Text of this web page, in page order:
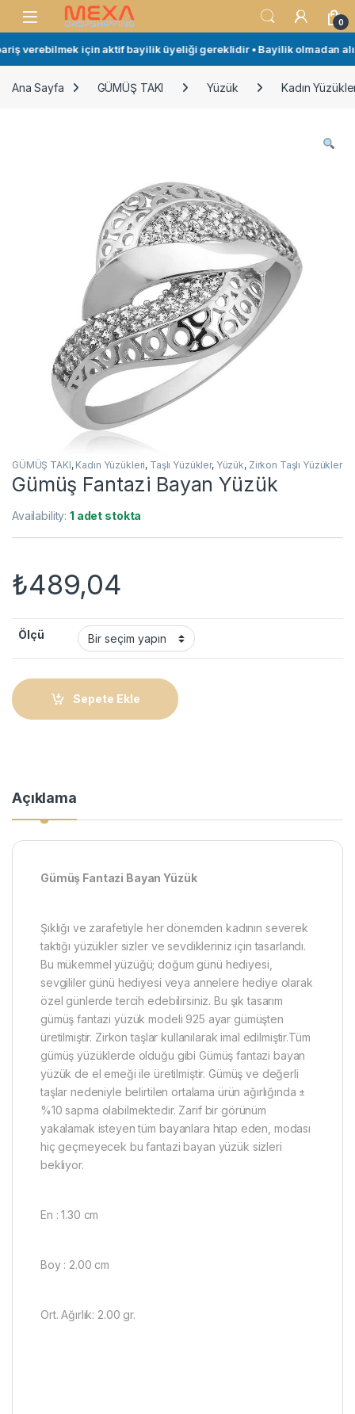
Skip to navigation
Skip to content
Open 0
verebilmek için aktif bayilik üyeliği gereklidir • Bayilik olmadan
Ana Sayfa GÜMÜŞ TAKI Yüzük Kadın
GÜMÜŞ TAKI, Kadın Yüzükleri, Taşlı Yüzükler, Yüzük, Zirkon Taşlı Yüzükler
Gümüş Fantazi Bayan Yüzük
Availability:1 adet stokta
₺489,04
Ölçü
Sepete Ekle
Açıklama
Gümüş Fantazi Bayan Yüzük
Şıklığı ve zarafetiyle her dönemden kadının severek
taktığı yüzükler sizler ve sevdikleriniz için tasarlandı.
Bu mükemmel yüzüğü; doğum günü hediyesi,
sevgililer günü hediyesi veya annelere hediye olarak
özel günlerde tercih edebilirsiniz. Bu şık tasarım
gümüş fantazi yüzük modeli 925 ayar gümüşten
üretilmiştir. Zirkon taşlar kullanılarak imal edilmiştir.Tüm
gümüş yüzüklerde olduğu gibi Gümüş fantazi bayan
yüzük de el emeği ile üretilmiştir. Gümüş ve değerli
taşlar nedeniyle belirtilen ortalama ürün ağırlığında ±
%10 sapma olabilmektedir. Zarif bir görünüm
yakalamak isteyen tüm bayanlara hitap eden, modası
hiç geçmeyecek bu fantazi bayan yüzük sizleri
bekliyor.
En : 1.30 cm
Boy : 2.00 cm
Ort. Ağırlık: 2.00 gr.